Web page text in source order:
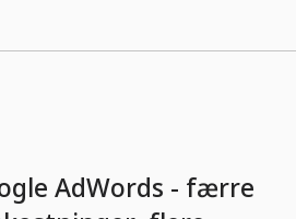
AdWords - færre